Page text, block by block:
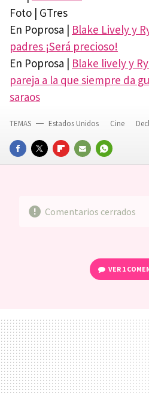
Foto | GTres
En Poprosa | Blake Lively y
padres ¡Será precioso!
En Poprosa | Blake lively y
pareja a la que siempre da
saraos
FACEBOOKTWITTERFLIPBOARD
E-
WHATSAPP
TEMAS Estados Unidos Cine
Comentarios cerrados
VER 1